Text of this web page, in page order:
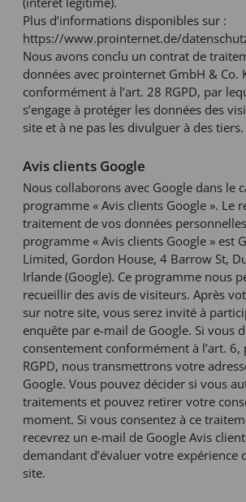
Plus d’informations disponibles sur :
https://www.prointernet.de/
Nous avons conclu un contrat de
données avec prointernet GmbH & Co.
conformément à l’art. 28 RGPD, par
s’engage à protéger les données des
site et à ne pas les divulguer à des tiers.
Avis clients Google
Nous collaborons avec Google dans le
programme « Avis clients Google ». Le
traitement de vos données
programme « Avis clients Google » est
Limited, Gordon House, 4 Barrow St,
Irlande (Google). Ce programme nous
recueillir des avis de visiteurs. Après
sur notre site, vous serez invité à
enquête par e-mail de Google. Si vous
consentement conformément à l’art. 6,
RGPD, nous transmettrons votre
Google. Vous pouvez décider si vous
traitements et pouvez retirer votre
moment. Si vous consentez à ce
recevrez un e-mail de Google Avis
demandant d’évaluer votre expérience
site.